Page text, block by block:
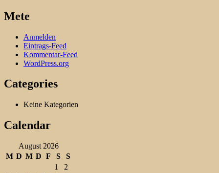
Mete
Anmelden
Eintrags-Feed
Kommentar-Feed
WordPress.org
Categories
Keine Kategorien
Calendar
August 2026
M D M D F S
S
1
2